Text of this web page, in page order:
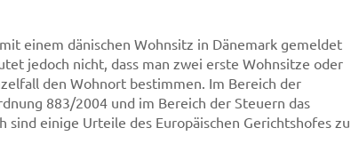
einem dänischen Wohnsitz in Dänemark gemeldet
jedoch nicht, dass man zwei erste Wohnsitze oder
den Wohnort bestimmen. Im Bereich der
883/2004 und im Bereich der Steuern das
einige Urteile des Europäischen Gerichtshofes zu